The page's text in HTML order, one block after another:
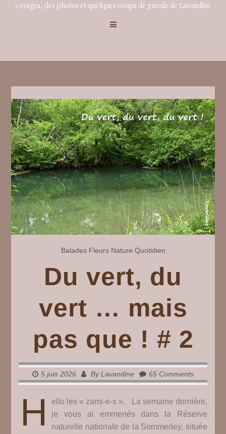
voyages, des photos et quelques coups de gueule de Lavandine
Balades Fleurs Nature Quotidien
Du vert, du
vert … mais
pas que ! # 2
5 juin 2026 ByLavandine 65 Comments
H
ello les « zami-e-s », La semaine dernière,
je vous ai emmenés dans la Réserve
naturelle nationale de la Sommerley, située